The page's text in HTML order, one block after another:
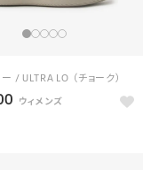
/ ULTRA LO （チョーク）